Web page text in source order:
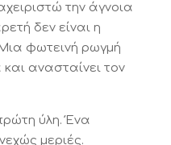
την άγνοια
δεν είναι η
φωτεινή ρωγμή
ανασταίνει τον
ύλη. Ένα
μεριές.